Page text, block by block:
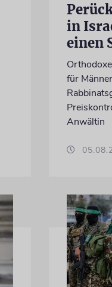
in
einen
für
Anwältin